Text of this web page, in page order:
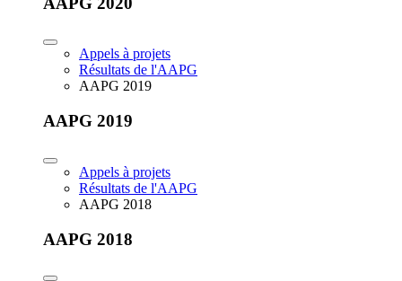
Appels à projets
Résultats de l'AAPG
AAPG 2019
AAPG 2019
Appels à projets
Résultats de l'AAPG
AAPG 2018
AAPG 2018